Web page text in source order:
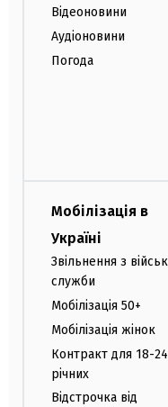
Відеоновини
Аудіоновини
Погода
Мобілізація в
Україні
Звільнення з
служби
Мобілізація 50+
Мобілізація жінок
Контракт для 18-
річних
Відстрочка від